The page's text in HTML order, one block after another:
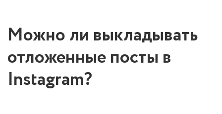
Можно ли выкладывать
отложенные посты в
Instagram?